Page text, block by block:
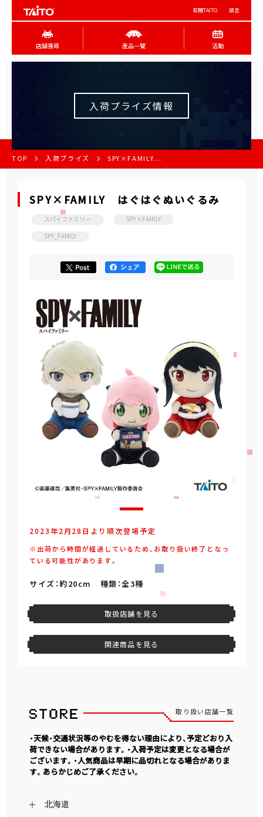
有關TAITO 語言
店舖搜尋 產品一覽 活動
入荷プライズ情報
TOP 入荷プライズ SPY×FAMILY...
SPY×FAMILY はぐはぐぬいぐるみ
スパイファミリー
SPY×FAMILY
SPY_FAMILY
2023年2月28日より順次登場予定
※出荷から時間が経過しているため、お取り扱い終了となっ
ている可能性があります。
サイズ：約20cm 種類：全3種
取扱店舗を見る
関連商品を見る
取り扱い店舗一覧
・天候・交通状況等のやむを得ない理由により、予定どおり入
荷できない場合があります。・入荷予定は変更となる場合が
ございます。・人気商品は早期に品切れとなる場合がありま
す。あらかじめご了承ください。
北海道